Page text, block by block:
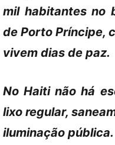
mil habitantes no
de Porto Príncipe,
vivem dias de paz.
No Haiti não há
lixo regular,
iluminação pública.